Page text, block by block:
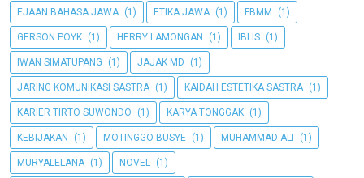
EJAAN BAHASA JAWA (1) ETIKA JAWA (1) FBMM (1)
GERSON POYK (1) HERRY LAMONGAN (1) IBLIS (1)
IWAN SIMATUPANG (1) JAJAK MD (1)
JARING KOMUNIKASI SASTRA (1) KAIDAH ESTETIKA SASTRA (1)
KARIER TIRTO SUWONDO (1) KARYA TONGGAK (1)
KEBIJAKAN (1) MOTINGGO BUSYE (1) MUHAMMAD ALI (1)
MURYALELANA (1) NOVEL (1)